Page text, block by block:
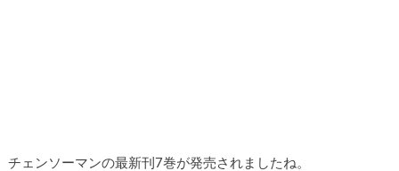
チェンソーマンの最新刊7巻が発売されましたね。